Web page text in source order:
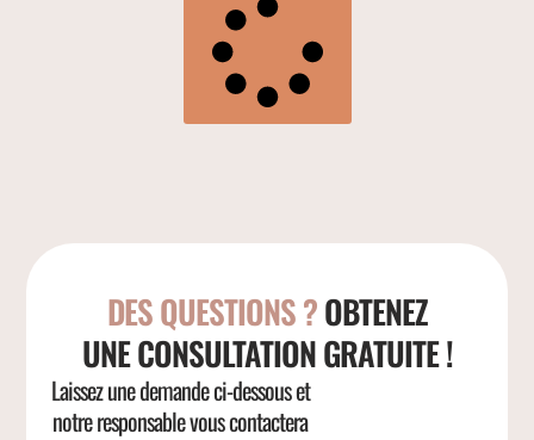
DES QUESTIONS ?OBTENEZ
UNE CONSULTATION GRATUITE !
Laissez une demande ci-dessous et
notre responsable vous contactera